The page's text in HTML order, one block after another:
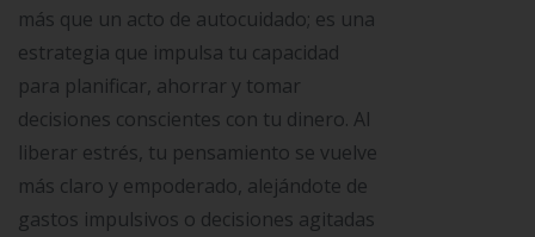
más que un acto de autocuidado; es una
estrategia que impulsa tu capacidad
para planificar, ahorrar y tomar
decisiones conscientes con tu dinero. Al
liberar estrés, tu pensamiento se vuelve
más claro y empoderado, alejándote de
gastos impulsivos o decisiones agitadas